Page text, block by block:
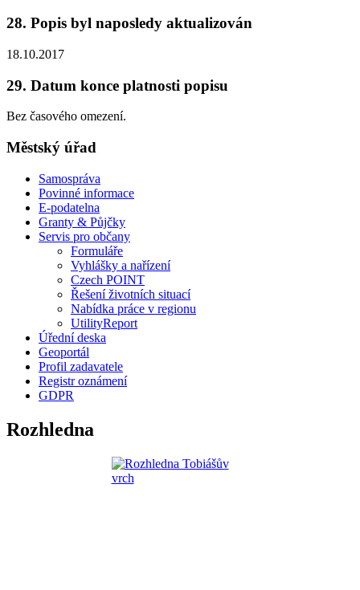
28. Popis byl naposledy aktualizován
18.10.2017
29. Datum konce platnosti popisu
Bez časového omezení.
Městský úřad
Samospráva
Povinné informace
E-podatelna
Granty & Půjčky
Servis pro občany
Formuláře
Vyhlášky a nařízení
Czech POINT
Řešení životních situací
Nabídka práce v regionu
UtilityReport
Úřední deska
Geoportál
Profil zadavatele
Registr oznámení
GDPR
Rozhledna